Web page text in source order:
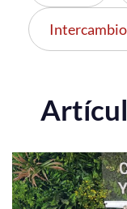
Intercambio